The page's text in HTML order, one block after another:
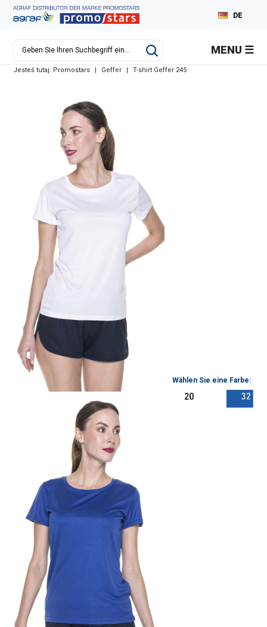
EN
DE
MENU
Jesteś tutaj: Promostars | Geffer | T-shirt Geffer 245
Wählen Sie eine Farbe: